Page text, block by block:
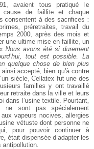
avaient tous pratiqué le
cause de faillite et chaque
consentent à des sacrifices :
préretraites, travail du
2000, après des mois et
une ultime mise en faillite, un
«Nous avons été si durement
tout est possible. La
quelque chose de bien plus
accepté, bien qu’à contre
siècle, Cellatex fut une des
familles y ont travaillé
retraite dans la ville et leurs
dans l’usine textile. Pourtant,
ne sont pas spécialement
vapeurs nocives, allergies
vétuste dont personne ne
pour pouvoir continuer à
était dispensée d’adapter les